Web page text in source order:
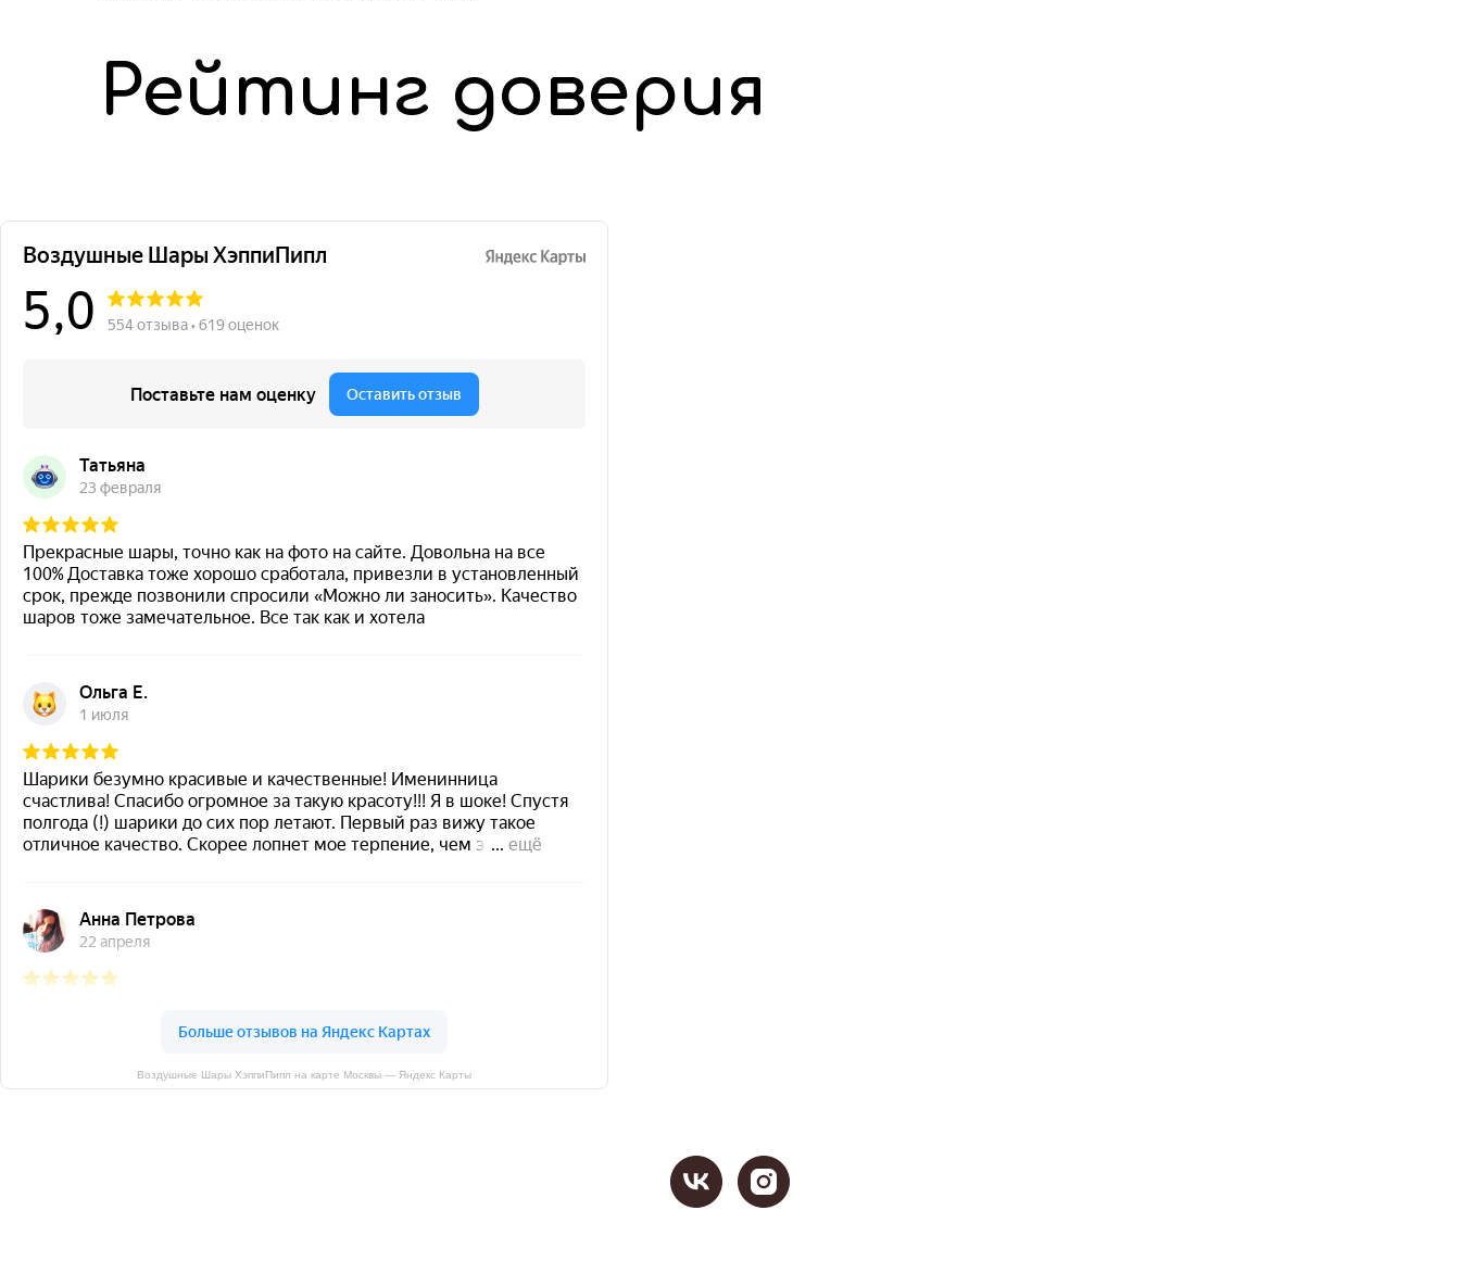
Рейтинг доверия
Воздушные Шары ХэппиПипл на карте Москвы — Яндекс Карты